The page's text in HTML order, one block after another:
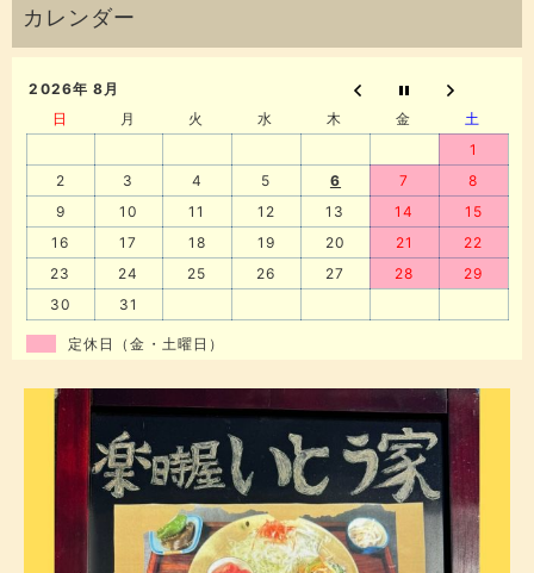
2026年 8月
日
月 火 水 木 金
土
1
2
3 4 5 6 7
8
9
10 11 12 13 14
15
16
17 18 19 20 21
22
23
24 25 26 27 28
29
30
31
定休日（金・土曜日）